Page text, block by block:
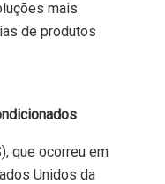
mais
de produtos
que ocorreu em
Unidos da